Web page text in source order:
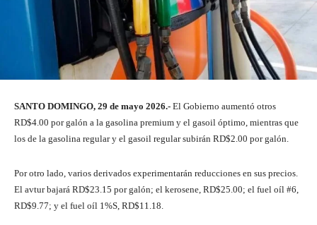
SANTO DOMINGO, 29 de mayo 2026.- El Gobierno aumentó otros
RD$4.00 por galón a la gasolina premium y el gasoil óptimo, mientras que
los de la gasolina regular y el gasoil regular subirán RD$2.00 por galón.
Por otro lado, varios derivados experimentarán reducciones en sus precios.
El avtur bajará RD$23.15 por galón; el kerosene, RD$25.00; el fuel oíl #6,
RD$9.77; y el fuel oíl 1%S, RD$11.18.